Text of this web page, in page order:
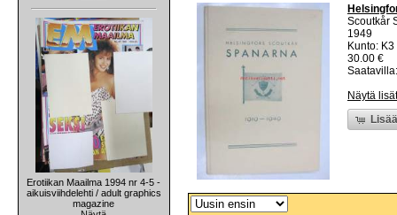
Erotiikan Maailma 1994 nr 4-5 -
aikuisviihdelehti / adult graphics
magazine
Scoutkår
1949
Kunto:
30.00 €
Näytä